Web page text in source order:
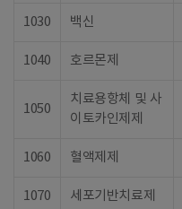
1030 백신
1040 호르몬제
1050
치료용항체 및 사
이토카인제제
1060 혈액제제
1070 세포기반치료제